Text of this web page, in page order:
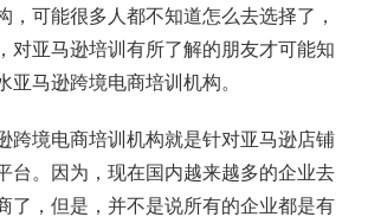
，可能很多人都不知道怎么去选择了，
对亚马逊培训有所了解的朋友才可能知
马逊跨境电商培训机构。
跨境电商培训机构就是针对亚马逊店铺
台。因为，现在国内越来越多的企业去
了，但是，并不是说所有的企业都是有